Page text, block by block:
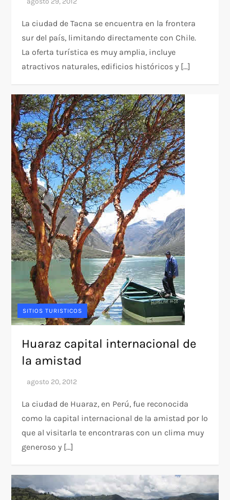
La ciudad de Tacna se encuentra en la frontera
sur del país, limitando directamente con Chile.
La oferta turística es muy amplia, incluye
atractivos naturales, edificios históricos y […]
SITIOS TURISTICOS
Huaraz capital internacional de
la amistad
La ciudad de Huaraz, en Perú, fue reconocida
como la capital internacional de la amistad por lo
que al visitarla te encontraras con un clima muy
generoso y […]